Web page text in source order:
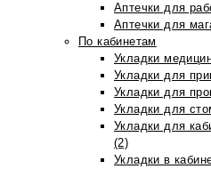
Аптечки для
Аптечки для
По кабинетам
Укладки
Укладки для
Укладки для
Укладки для
Укладки для
(2)
Укладки в